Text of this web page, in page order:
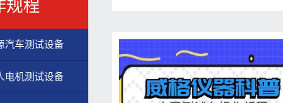
规程
汽车测试设备
电机测试设备